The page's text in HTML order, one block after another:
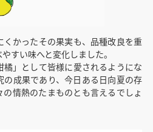
くかったその果実も、品種改良を重
すい味へと変化しました。
」として皆様に愛されるようにな
の成果であり、今日ある日向夏の存
情熱のたまものとも言えるでしょ